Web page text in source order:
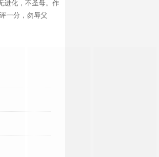
进化，不圣母。作
一分，勿辱父